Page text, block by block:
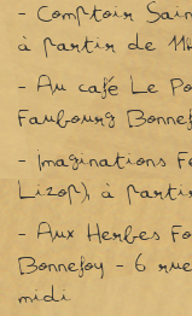
- Comptoir
à partir de
- Au café Le
Faubourg
- Imaginations
Lizop), à
- Aux Herbes
Bonnefoy - 6
midi